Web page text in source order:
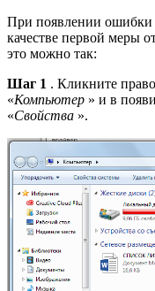
При появлении ошибки
качестве первой меры
это можно так:
Шаг 1 . Кликните
«Компьютер » и в
«Свойства ».